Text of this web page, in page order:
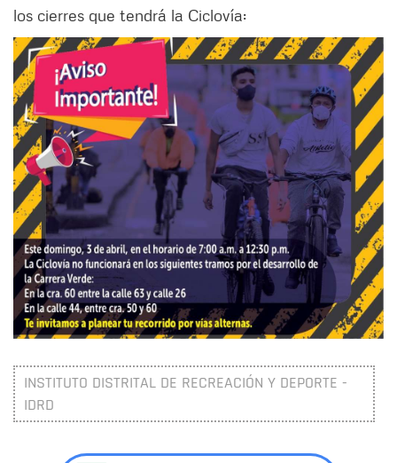
los cierres que tendrá la Ciclovía:
INSTITUTO DISTRITAL DE RECREACIÓN Y DEPORTE -
IDRD